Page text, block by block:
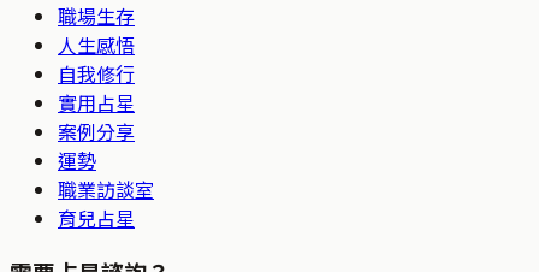
職場生存
人生感悟
自我修行
實用占星
案例分享
運勢
職業訪談室
育兒占星